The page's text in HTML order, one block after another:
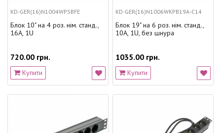
KD-GER(16)N1004WPSBFE
Блок 10" на 4 роз. нім. станд.,
16А, 1U
720.00 грн.
Купити
KD-GER(16)N1006WKPB19A-C14
Блок 19" на 6 роз. нім. станд.,
10А, 1U, без шнура
1035.00 грн.
Купити